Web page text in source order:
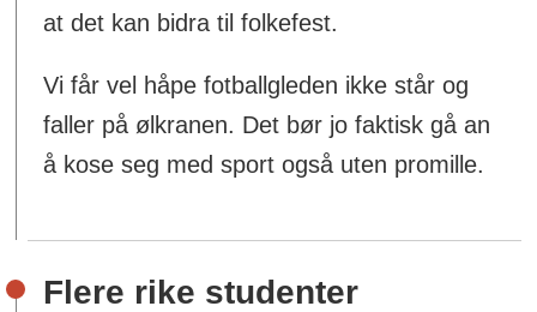
at det kan bidra til folkefest.
Vi får vel håpe fotballgleden ikke står og
faller på ølkranen. Det bør jo faktisk gå an
å kose seg med sport også uten promille.
Flere rike studenter